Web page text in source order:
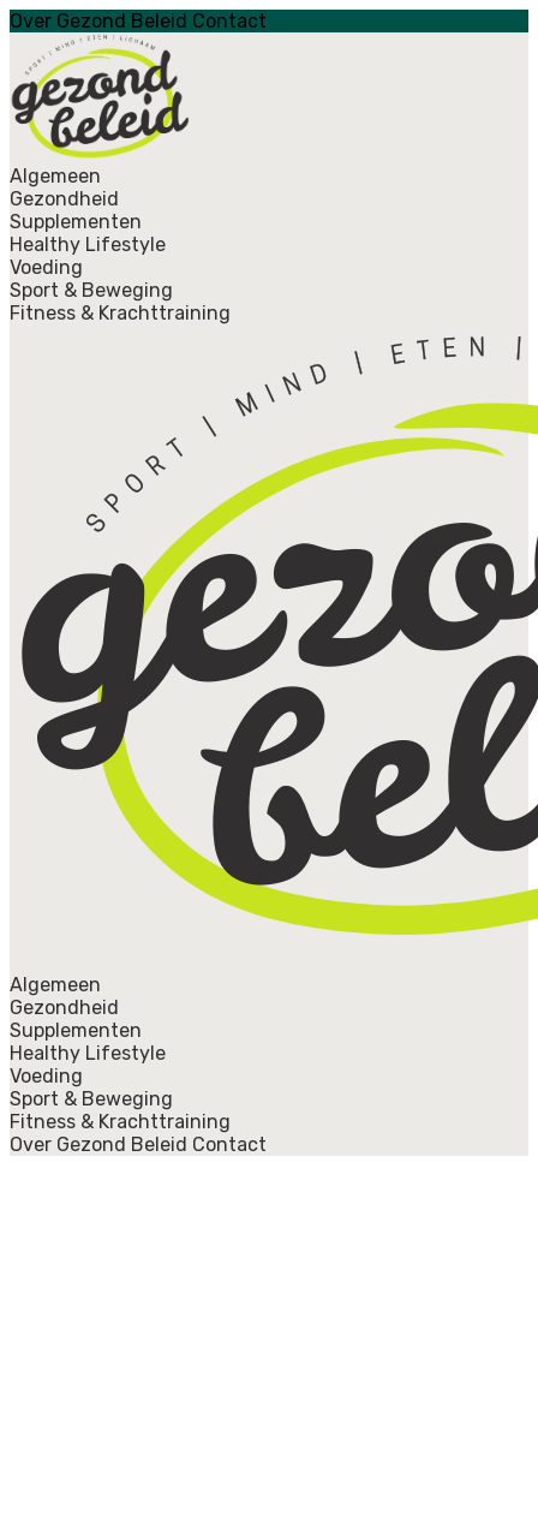
Over Gezond Beleid Contact
Algemeen
Gezondheid
Supplementen
Healthy Lifestyle
Voeding
Sport & Beweging
Fitness & Krachttraining
Algemeen
Gezondheid
Supplementen
Healthy Lifestyle
Voeding
Sport & Beweging
Fitness & Krachttraining
Over Gezond Beleid Contact